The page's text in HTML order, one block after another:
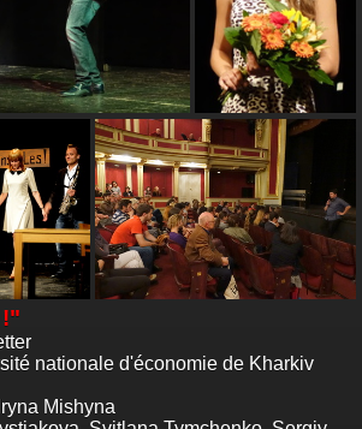
nationale d'économie de Kharkiv
Mishyna